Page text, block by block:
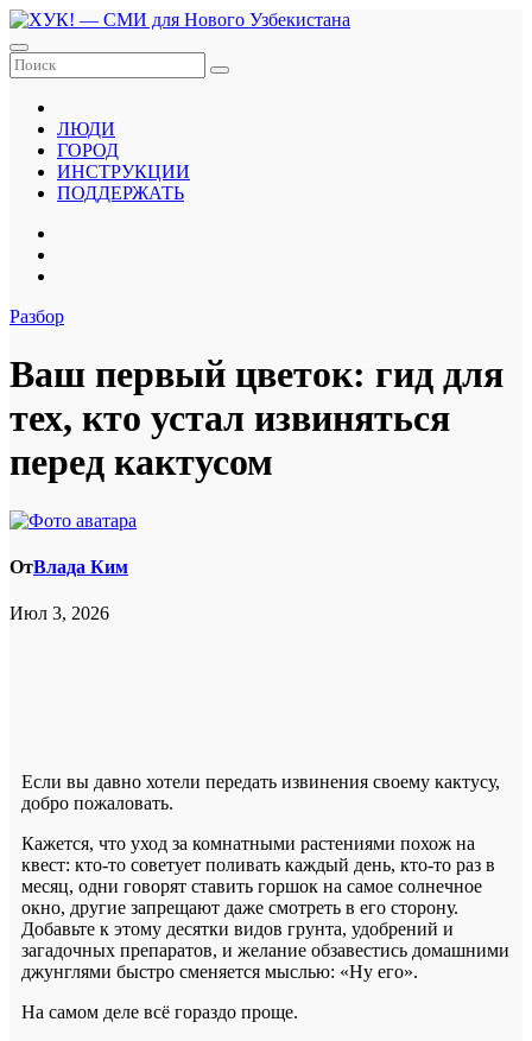
Перейти
к
содержанию
ЛЮДИ
ГОРОД
ИНСТРУКЦИИ
ПОДДЕРЖАТЬ
Разбор
Ваш первый цветок: гид для
тех, кто устал извиняться
перед кактусом
ОтВлада Ким
Июл 3, 2026
Если вы давно хотели передать извинения своему кактусу,
добро пожаловать.
Кажется, что уход за комнатными растениями похож на
квест: кто-то советует поливать каждый день, кто-то раз в
месяц, одни говорят ставить горшок на самое солнечное
окно, другие запрещают даже смотреть в его сторону.
Добавьте к этому десятки видов грунта, удобрений и
загадочных препаратов, и желание обзавестись домашними
джунглями быстро сменяется мыслью: «Ну его».
На самом деле всё гораздо проще.